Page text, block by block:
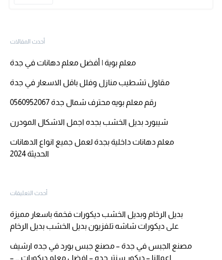
أحدث المقالات
معلم بوية | أفضل معلم دهانات في جدة
مقاول تشطيب منازل وفلل باقل الاسعار في جدة
رقم معلم بويه محترف شمال جدة 0560952067
شيبورد بديل الخشب بجده اجمل الاشكال المودرن
معلم دهانات داخلية بجدة لعمل جميع انواع الدهانات
الحديثة 2024
أحدث التعليقات
بديل الرخام وبديل الخشب ديكورات فخمة باسعار مميزة
على ديكورات شاشه تلفزيون بديل الخشب بديل الرخام
مصنع الجبس في جدة – مصنع جبس بورد في جده ارشيف
اعمالنا – ديكور سنتر جده – افضل معلم ديكورات … –